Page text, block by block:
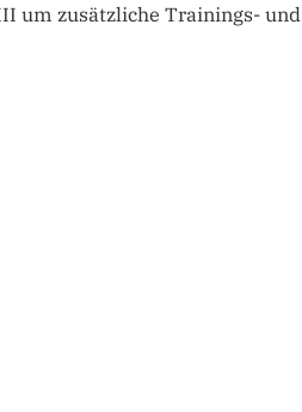
um zusätzliche Trainings- und